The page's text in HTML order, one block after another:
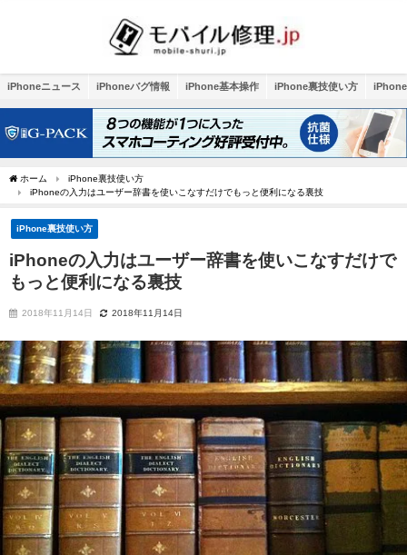
iPhoneニュース iPhoneバグ情報 iPhone基本操作 iPhone裏技使い方
ホーム
iPhone裏技使い方
iPhoneの入力はユーザー辞書を使いこなすだけでもっと便利になる裏技
iPhone裏技使い方
iPhoneの入力はユーザー辞書を使いこなすだけで
もっと便利になる裏技
2018年11月14日 2018年11月14日